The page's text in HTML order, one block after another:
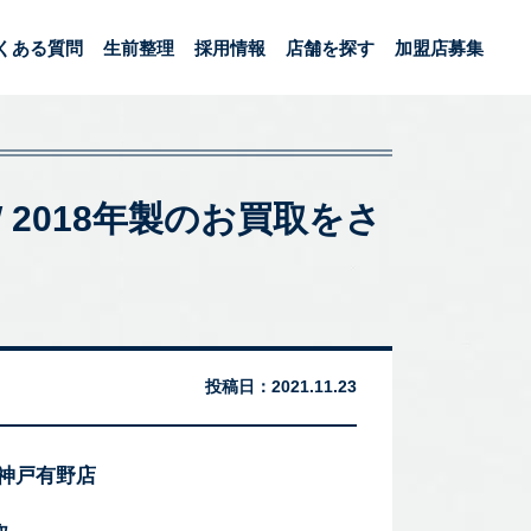
ある質問 生前整理 採用情報 店舗を探す 加盟店募集
年製のお買取をさ
投稿日： 2021.11.23
戸有野店